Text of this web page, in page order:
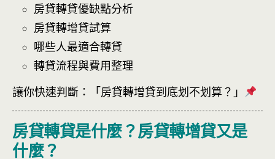
房貸轉貸優缺點分析
房貸轉增貸試算
哪些人最適合轉貸
轉貸流程與費用整理
讓你快速判斷：「房貸轉增貸到底划不划算？」
房貸轉貸是什麼？房貸轉增貸又是
什麼？